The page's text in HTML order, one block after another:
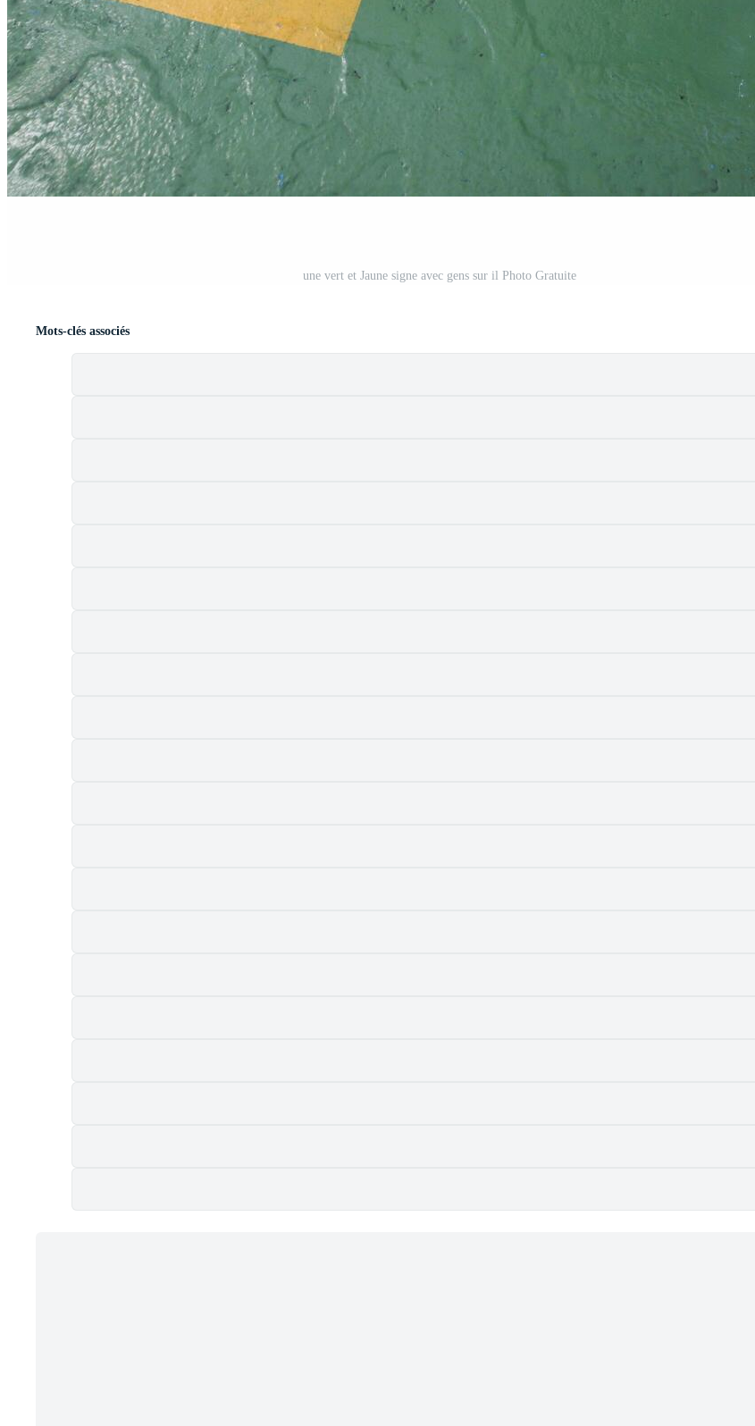
une vert et Jaune signe avec gens sur il Photo Gratuite
Mots-clés associés